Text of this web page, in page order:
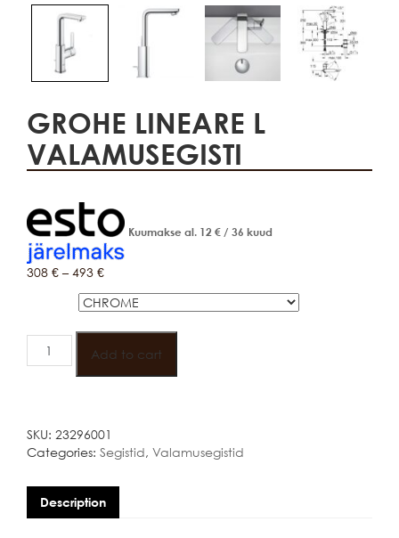
GROHE LINEARE L
VALAMUSEGISTI
Kuumakse al. 12 € / 36 kuud
308 € – 493 €
GROHE
LINEARE
Add to cart
SKU: 23296001
Categories: Segistid, Valamusegistid
Description